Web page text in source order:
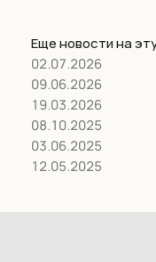
Еще новости на
02.07.2026
09.06.2026
19.03.2026
08.10.2025
03.06.2025
12.05.2025